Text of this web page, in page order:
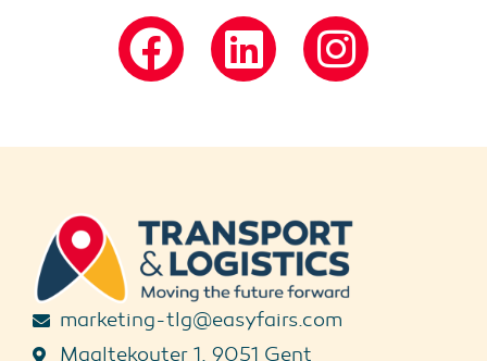
marketing-tlg@easyfairs.com
Maaltekouter 1, 9051 Gent